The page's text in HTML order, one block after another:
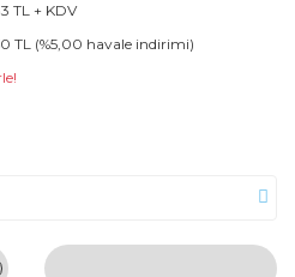
TL + KDV
TL (%5,00 havale indirimi)